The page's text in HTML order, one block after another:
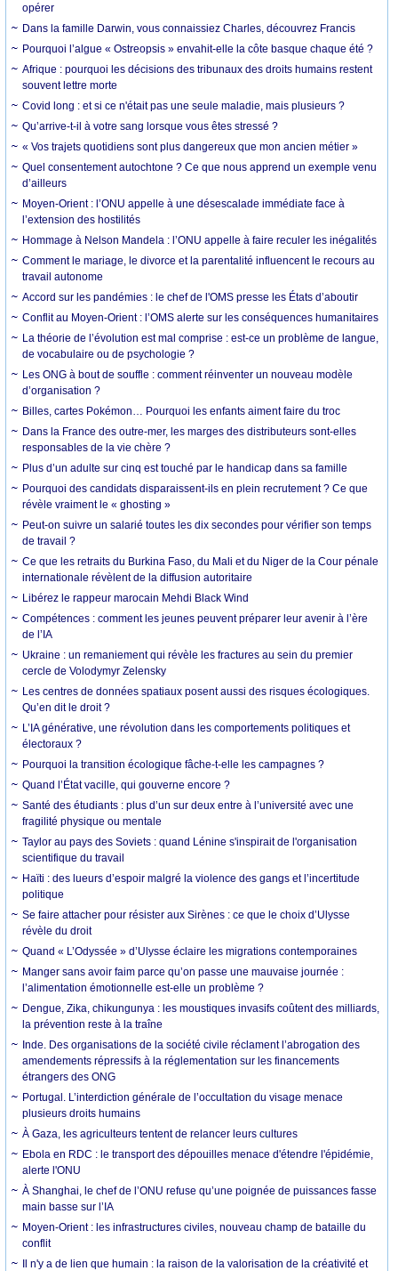
opérer
Dans la famille Darwin, vous connaissiez Charles, découvrez Francis
Pourquoi l’algue « Ostreopsis » envahit-elle la côte basque chaque été ?
Afrique : pourquoi les décisions des tribunaux des droits humains restent
souvent lettre morte
Covid long : et si ce n'était pas une seule maladie, mais plusieurs ?
Qu’arrive-t-il à votre sang lorsque vous êtes stressé ?
« Vos trajets quotidiens sont plus dangereux que mon ancien métier »
Quel consentement autochtone ? Ce que nous apprend un exemple venu
d’ailleurs
Moyen-Orient : l’ONU appelle à une désescalade immédiate face à
l’extension des hostilités
Hommage à Nelson Mandela : l’ONU appelle à faire reculer les inégalités
Comment le mariage, le divorce et la parentalité influencent le recours au
travail autonome
Accord sur les pandémies : le chef de l'OMS presse les États d’aboutir
Conflit au Moyen-Orient : l’OMS alerte sur les conséquences humanitaires
La théorie de l’évolution est mal comprise : est-ce un problème de langue,
de vocabulaire ou de psychologie ?
Les ONG à bout de souffle : comment réinventer un nouveau modèle
d’organisation ?
Billes, cartes Pokémon… Pourquoi les enfants aiment faire du troc
Dans la France des outre-mer, les marges des distributeurs sont-elles
responsables de la vie chère ?
Plus d’un adulte sur cinq est touché par le handicap dans sa famille
Pourquoi des candidats disparaissent-ils en plein recrutement ? Ce que
révèle vraiment le « ghosting »
Peut-on suivre un salarié toutes les dix secondes pour vérifier son temps
de travail ?
Ce que les retraits du Burkina Faso, du Mali et du Niger de la Cour pénale
internationale révèlent de la diffusion autoritaire
Libérez le rappeur marocain Mehdi Black Wind
Compétences : comment les jeunes peuvent préparer leur avenir à l’ère
de l’IA
Ukraine : un remaniement qui révèle les fractures au sein du premier
cercle de Volodymyr Zelensky
Les centres de données spatiaux posent aussi des risques écologiques.
Qu’en dit le droit ?
L’IA générative, une révolution dans les comportements politiques et
électoraux ?
Pourquoi la transition écologique fâche-t-elle les campagnes ?
Quand l’État vacille, qui gouverne encore ?
Santé des étudiants : plus d’un sur deux entre à l’université avec une
fragilité physique ou mentale
Taylor au pays des Soviets : quand Lénine s'inspirait de l'organisation
scientifique du travail
Haïti : des lueurs d’espoir malgré la violence des gangs et l’incertitude
politique
Se faire attacher pour résister aux Sirènes : ce que le choix d’Ulysse
révèle du droit
Quand « L’Odyssée » d’Ulysse éclaire les migrations contemporaines
Manger sans avoir faim parce qu’on passe une mauvaise journée :
l’alimentation émotionnelle est-elle un problème ?
Dengue, Zika, chikungunya : les moustiques invasifs coûtent des milliards,
la prévention reste à la traîne
Inde. Des organisations de la société civile réclament l’abrogation des
amendements répressifs à la réglementation sur les financements
étrangers des ONG
Portugal. L’interdiction générale de l’occultation du visage menace
plusieurs droits humains
À Gaza, les agriculteurs tentent de relancer leurs cultures
Ebola en RDC : le transport des dépouilles menace d'étendre l'épidémie,
alerte l'ONU
À Shanghai, le chef de l’ONU refuse qu’une poignée de puissances fasse
main basse sur l’IA
Moyen-Orient : les infrastructures civiles, nouveau champ de bataille du
conflit
Il n'y a de lien que humain : la raison de la valorisation de la créativité et